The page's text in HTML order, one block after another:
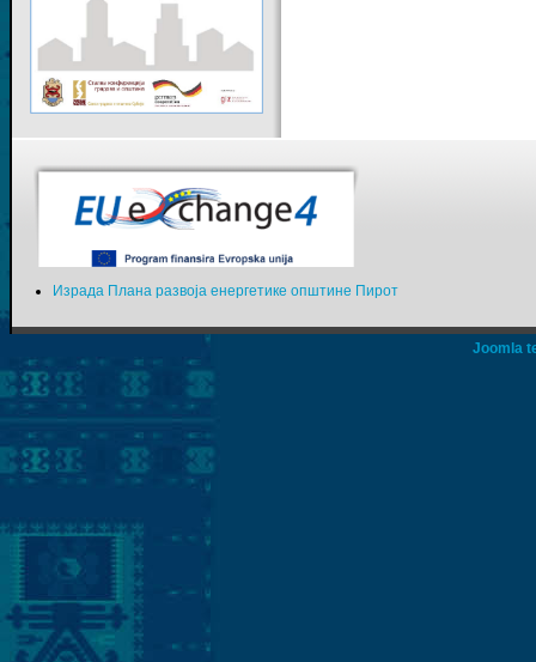
Израда Плана развоја енергетике општине Пирот
Joomla